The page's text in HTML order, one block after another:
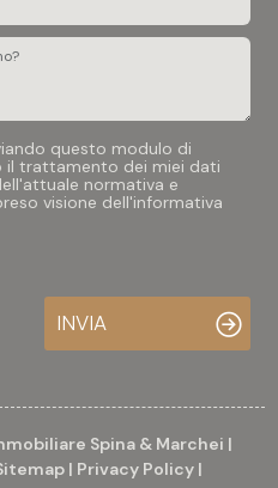
questo modulo di
il trattamento dei miei dati
normativa e
visione dell'informativa
INVIA
Spina & Marchei |
| Privacy Policy |